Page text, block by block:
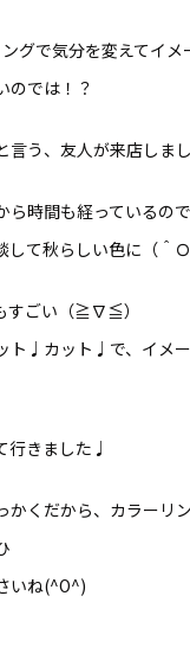
グで気分を変えてイメ
のでは！？
言う、友人が来店しま
ら時間も経っているの
て秋らしい色に（＾Ｏ
すごい（≧∇≦）
ト♩カット♩で、イメ
行きました♩
かくだから、カラーリ
いね(^O^)